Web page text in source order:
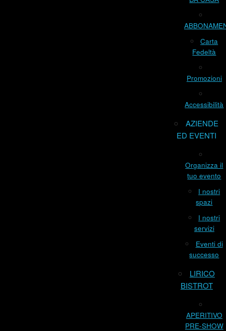
Carta
Fedeltà
Promozioni
Accessibilità
AZIENDE
ED EVENTI
Organizza il
tuo evento
I nostri
spazi
I nostri
servizi
Eventi di
successo
LIRICO
BISTROT
APERITIVO
PRE-SHOW